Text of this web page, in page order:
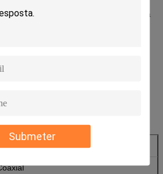
Submeter
facilmente e a tala, simplifica a
e chama - bainha retardadora.
GJXFH